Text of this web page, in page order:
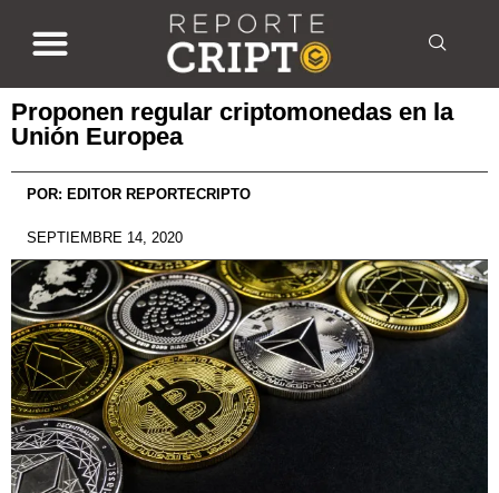
Proponen regular criptomonedas en la
Unión Europea
POR: EDITOR REPORTECRIPTO
SEPTIEMBRE 14, 2020